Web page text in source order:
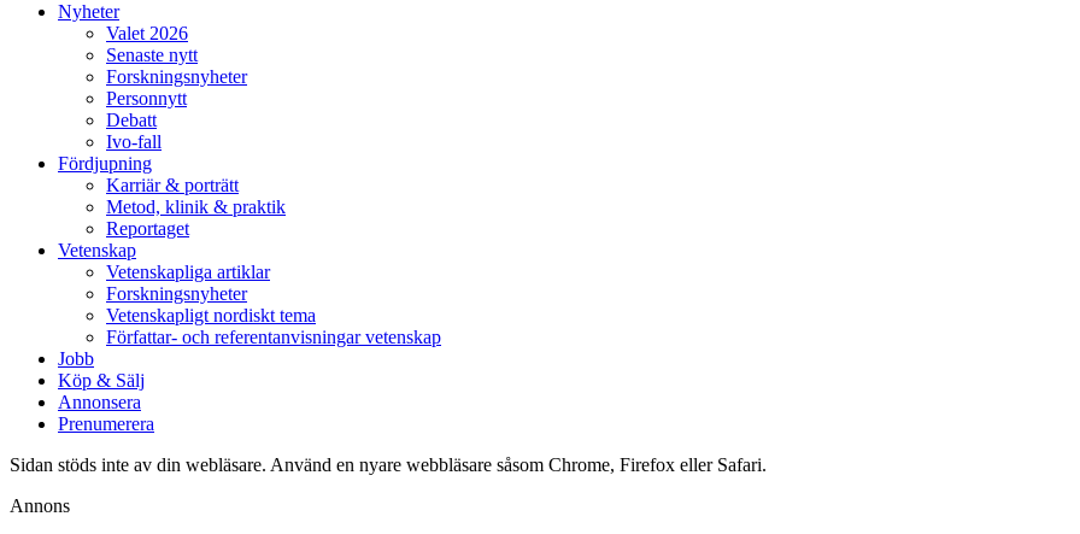
Nyheter
Valet 2026
Senaste nytt
Forskningsnyheter
Personnytt
Debatt
Ivo-fall
Fördjupning
Karriär & porträtt
Metod, klinik & praktik
Reportaget
Vetenskap
Vetenskapliga artiklar
Forskningsnyheter
Vetenskapligt nordiskt tema
Författar- och referentanvisningar vetenskap
Jobb
Köp & Sälj
Annonsera
Prenumerera
Sidan stöds inte av din webläsare. Använd en nyare webbläsare såsom Chrome, Firefox eller Safari.
Annons